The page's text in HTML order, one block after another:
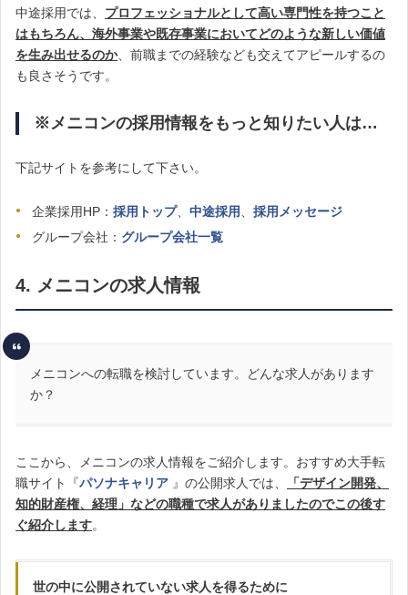
中途採用では、 プロフェッショナルとして高い専門性を持つこと
はもちろん、海外事業や既存事業においてどのような新しい価値
を生み出せるのか、前職までの経験なども交えてアピールするの
も良さそうです。
※メニコンの採用情報をもっと知りたい人は…
下記サイトを参考にして下さい。
企業採用HP： 採用トップ、 中途採用、 採用メッセージ
グループ会社： グループ会社一覧
4. メニコンの求人情報
メニコンへの転職を検討しています。どんな求人があります
か？
ここから、メニコンの求人情報をご紹介します。おすすめ大手転
職サイト『パソナキャリア 』の公開求人では、
「デザイン開発、
知的財産権、経理」などの職種で求人がありましたのでこの後す
ぐ紹介します。
世の中に公開されていない求人を得るために